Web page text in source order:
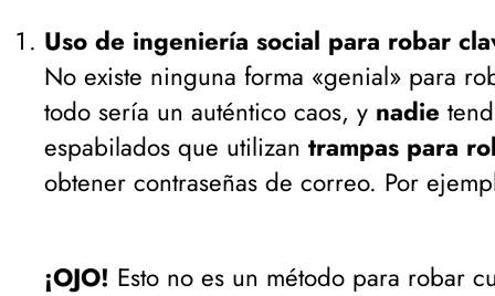
Uso de ingeniería social para robar
No existe ninguna forma «genial» para
todo sería un auténtico caos, y nadie
espabilados que utilizan trampas para
obtener contraseñas de correo. Por
¡OJO! Esto no es un método para robar